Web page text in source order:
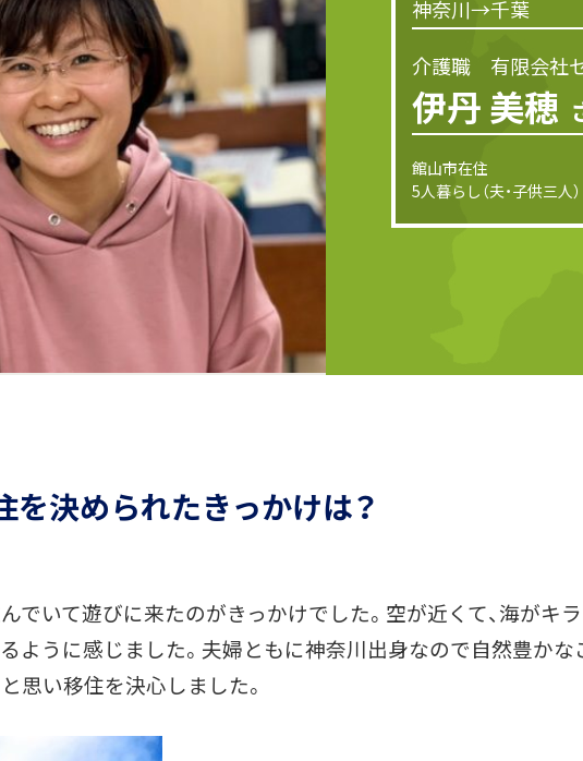
神奈川→千葉
介護職 有限会社
伊丹 美穂
館山市在住
5人暮らし（夫・子供三人）
を決められたきっかけは？
でいて遊びに来たのがきっかけでした。空が近くて、海がキ
ように感じました。夫婦ともに神奈川出身なので自然豊か
思い移住を決心しました。